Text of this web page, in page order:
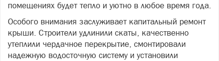
помещениях будет тепло и уютно в любое время года.
Особого внимания заслуживает капитальный ремонт
крыши. Строители удлинили скаты, качественно
утеплили чердачное перекрытие, смонтировали
надежную водосточную систему и установили